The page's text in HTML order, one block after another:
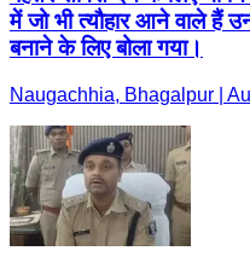
में जो भी त्यौहार आने वाले हैं
बनाने के लिए बोला गया।
Naugachhia, Bhagalpur |